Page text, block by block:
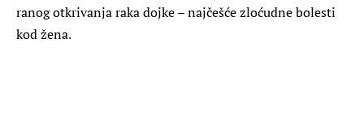
ranog otkrivanja raka dojke – najčešće zloćudne bolesti
kod žena.